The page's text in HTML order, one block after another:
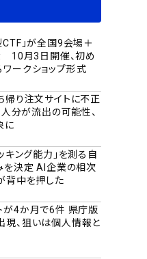
」が全国9会場＋
10月3日開催、初め
ークショップ形式
帰り注文サイトに不正
分が流出の可能性、
に
キング能力」を測る自
を決定 AI企業の相次
背中を押した
が4か月で6件 県庁版
現、狙いは個人情報と